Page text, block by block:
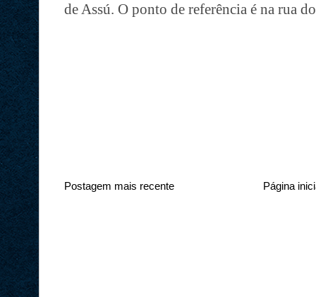
de Assú. O ponto de referência é na rua
Postagem mais recente Página